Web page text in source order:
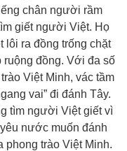
chân người rầm
giết người Việt. Họ
lôi ra đồng trống chặt
đồng. Với đa số
Việt Minh, vác tầm
vai” đi đánh Tây.
tìm người Việt giết vì
nước muốn đánh
phong trào Việt Minh.